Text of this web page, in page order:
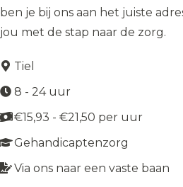
ben je bij ons aan het juiste
jou met de stap naar de zorg.
Tiel
8 - 24 uur
€15,93 - €21,50 per uur
Gehandicaptenzorg
Via ons naar een vaste baan